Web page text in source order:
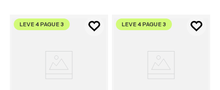
LEVE 4 PAGUE 3 LEVE 4 PAGUE 3